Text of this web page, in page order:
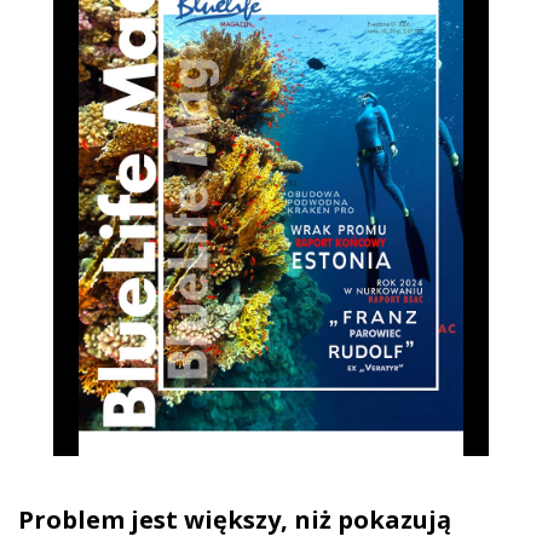
Problem jest większy, niż pokazują